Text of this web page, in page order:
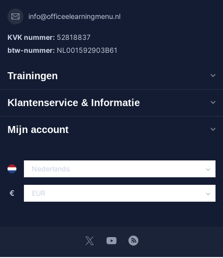
info@officeelearningmenu.nl
KVK nummer: 52818837
btw-nummer: NL001592903B61
Trainingen
Klantenservice & Informatie
Mijn account
€